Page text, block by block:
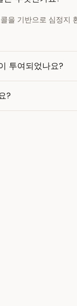
을 기반으로 심정지
투여되었나요?
?